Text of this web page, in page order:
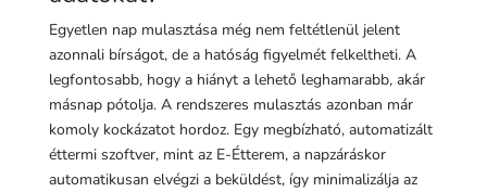
Egyetlen nap mulasztása még nem feltétlenül jelent
azonnali bírságot, de a hatóság figyelmét felkeltheti. A
legfontosabb, hogy a hiányt a lehető leghamarabb, akár
másnap pótolja. A rendszeres mulasztás azonban már
komoly kockázatot hordoz. Egy megbízható, automatizált
éttermi szoftver, mint az E-Étterem, a napzáráskor
automatikusan elvégzi a beküldést, így minimalizálja az